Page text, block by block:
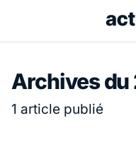
Archives
1 article publié